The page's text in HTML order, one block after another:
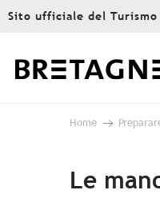
Aller
principal
Sito ufficiale del Turismo
Home
Le